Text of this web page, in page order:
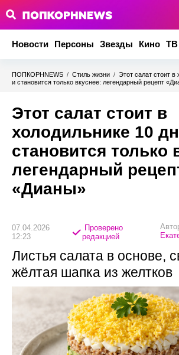
Новости Персоны Звезды Кино ТВ
ПОПКОРНNEWS / Стиль жизни / Этот салат стоит
и становится только вкуснее: легендарный рецепт
Этот салат стоит в
холодильнике 10
становится только
легендарный
«Дианы»
07.04.2026
12:23
Проверено
редакцией
Листья салата в основе,
жёлтая шапка из желтков